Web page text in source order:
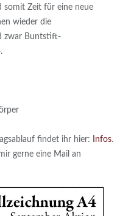
somit Zeit für eine neue
wieder die
zwar Buntstift-
findet ihr hier:
Infos.
gerne eine Mail an